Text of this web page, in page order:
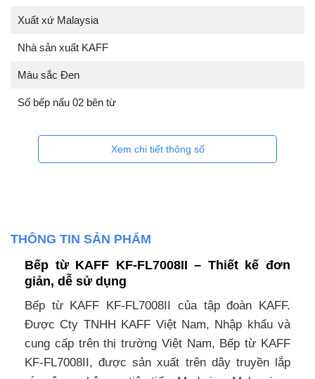
Xuất xứ Malaysia
Nhà sản xuất KAFF
Màu sắc Đen
Số bếp nấu 02 bên từ
Xem chi tiết thông số
THÔNG TIN SẢN PHẨM
Bếp từ KAFF KF-FL7008II – Thiết kế đơn
giản, dễ sử dụng
Bếp từ KAFF KF-FL7008II của tập đoàn KAFF.
Được Cty TNHH KAFF Việt Nam, Nhập khẩu và
cung cấp trên thị trường Việt Nam, Bếp từ KAFF
KF-FL7008II, được sản xuất trên dây truyền lắp